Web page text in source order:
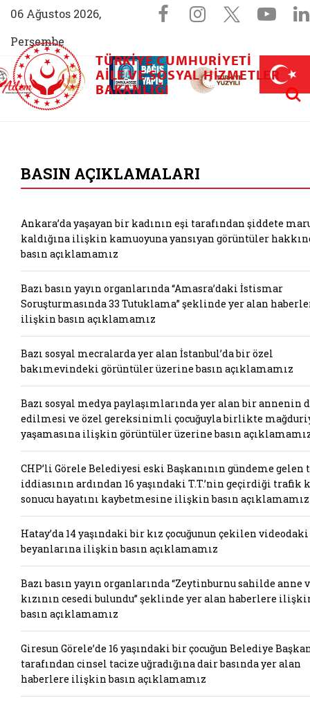
06 Ağustos 2026,
Perşembe
Sosyal
Facebook
Instagram
X
Aile (yeni sekmede açılır)
AİLEM İletişim Merkezi (yeni sekmede açılır)
Aile ve Nüfus On Yılı (yeni sekmede açılır)
Darülaceze bağış sayfası (yeni
TÜRKIYE CUMHURIYETI
AILE VE SOSYAL HIZMETLER
BAKANLIĞI
BASIN AÇIKLAMALARI
Ankara’da yaşayan bir kadının eşi tarafından şiddete
kaldığına ilişkin kamuoyuna yansıyan görüntüler
basın açıklamamız
Bazı basın yayın organlarında “Amasra’daki İstismar
Soruşturmasında 33 Tutuklama” şeklinde yer alan
ilişkin basın açıklamamız
Bazı sosyal mecralarda yer alan İstanbul’da bir özel
bakımevindeki görüntüler üzerine basın açıklamamız
Bazı sosyal medya paylaşımlarında yer alan bir annenin
edilmesi ve özel gereksinimli çocuğuyla birlikte
yaşamasına ilişkin görüntüler üzerine basın
CHP’li Görele Belediyesi eski Başkanının gündeme gelen
iddiasının ardından 16 yaşındaki T.T.’nin geçirdiği trafik
sonucu hayatını kaybetmesine ilişkin basın açıklamamız
Hatay’da 14 yaşındaki bir kız çocuğunun çekilen videodaki
beyanlarına ilişkin basın açıklamamız
Bazı basın yayın organlarında “Zeytinburnu sahilde anne
kızının cesedi bulundu” şeklinde yer alan haberlere
basın açıklamamız
Giresun Görele’de 16 yaşındaki bir çocuğun Belediye
tarafından cinsel tacize uğradığına dair basında yer alan
haberlere ilişkin basın açıklamamız